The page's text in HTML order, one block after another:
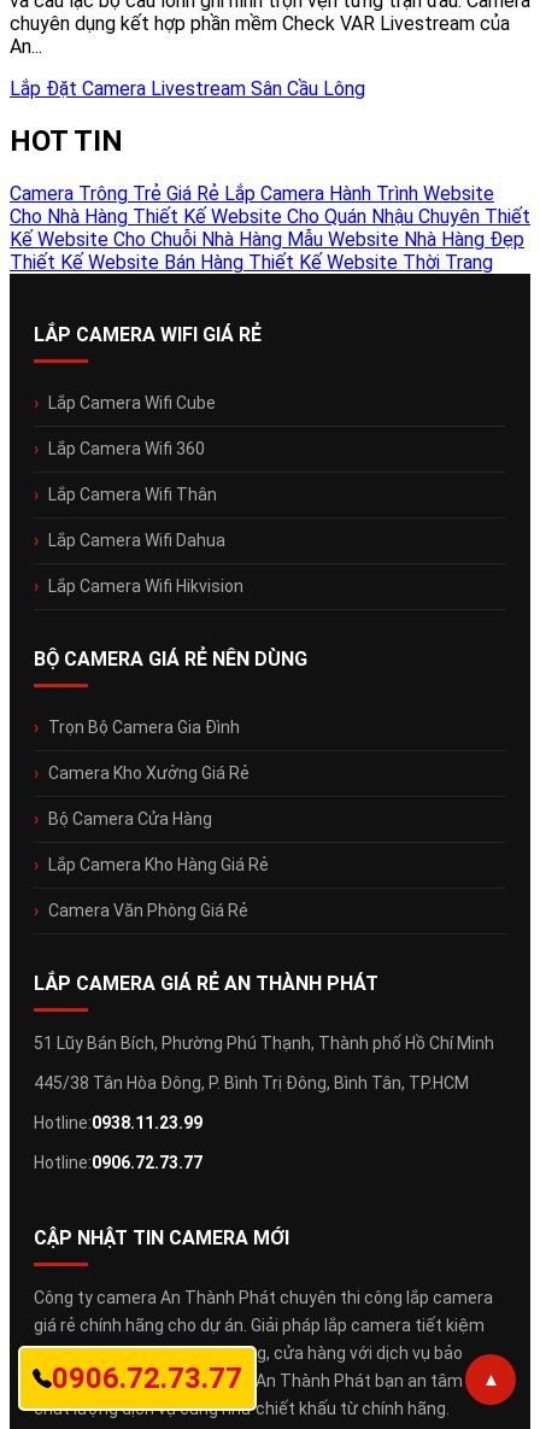
chuyên dụng kết hợp phần mềm Check VAR Livestream của
An...
Lắp Đặt Camera Livestream Sân Cầu Lông
HOT TIN
Camera Trông Trẻ Giá Rẻ Lắp Camera Hành Trình Website
Cho Nhà Hàng Thiết Kế Website Cho Quán Nhậu Chuyên Thiết
Kế Website Cho Chuỗi Nhà Hàng Mẫu Website Nhà Hàng Đẹp
Thiết Kế Website Bán Hàng Thiết Kế Website Thời Trang
LẮP CAMERA WIFI GIÁ RẺ
Lắp Camera Wifi Cube
Lắp Camera Wifi 360
Lắp Camera Wifi Thân
Lắp Camera Wifi Dahua
Lắp Camera Wifi Hikvision
BỘ CAMERA GIÁ RẺ NÊN DÙNG
Trọn Bộ Camera Gia Đình
Camera Kho Xưởng Giá Rẻ
Bộ Camera Cửa Hàng
Lắp Camera Kho Hàng Giá Rẻ
Camera Văn Phòng Giá Rẻ
LẮP CAMERA GIÁ RẺ AN THÀNH PHÁT
51 Lũy Bán Bích, Phường Phú Thạnh, Thành phố Hồ Chí Minh
445/38 Tân Hòa Đông, P. Bình Trị Đông, Bình Tân, TP.HCM
Hotline:0938.11.23.99
Hotline:0906.72.73.77
CẬP NHẬT TIN CAMERA MỚI
Công ty camera An Thành Phát chuyên thi công lắp camera
giá rẻ chính hãng cho dự án. Giải pháp lắp camera tiết kiệm
chi phí cho gia đình, văn phòng, cửa hàng với dịch vụ bảo
hành, bảo trì tận nơi. Đến với An Thành Phát bạn an tâm về
chất lượng dịch vụ cũng như chiết khấu từ chính hãng.
0906.72.73.77 ▲